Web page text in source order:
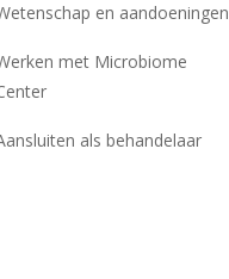
en aandoeningen
met Microbiome
als behandelaar